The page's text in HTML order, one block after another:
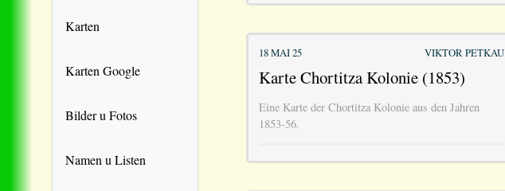
Karten
Karten Google
Bilder u Fotos
Namen u Listen
18 MAI 25 VIKTOR PETKAU
Karte Chortitza Kolonie (1853)
Eine Karte der Chortitza Kolonie aus den Jahren
1853-56.